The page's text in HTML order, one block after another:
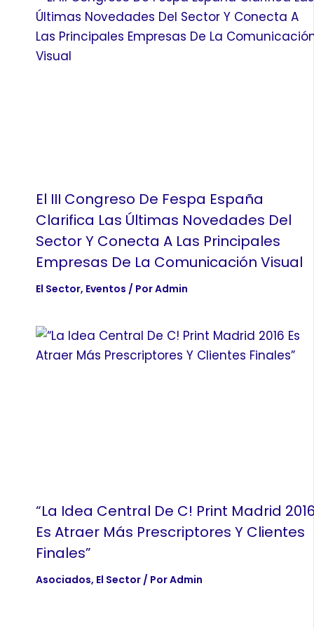
AYUDAS Y SUVBENCIONES
NOTICIAS
FESPA ESPAÑA NEWS
El III Congreso De Fespa España
Clarifica Las Últimas Novedades Del
Sector Y Conecta A Las Principales
Empresas De La Comunicación Visual
El Sector, Eventos / PorAdmin
“La Idea Central De C! Print Madrid
Es Atraer Más Prescriptores Y Clientes
Finales”
Asociados, El Sector/ PorAdmin